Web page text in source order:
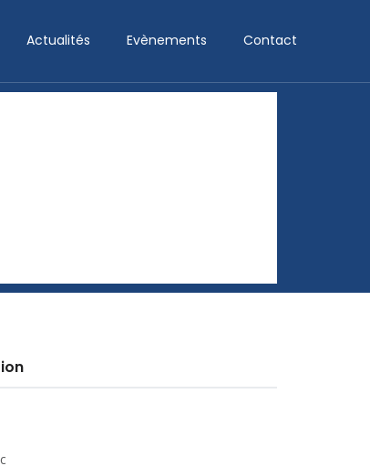
Actualités Evènements Contact